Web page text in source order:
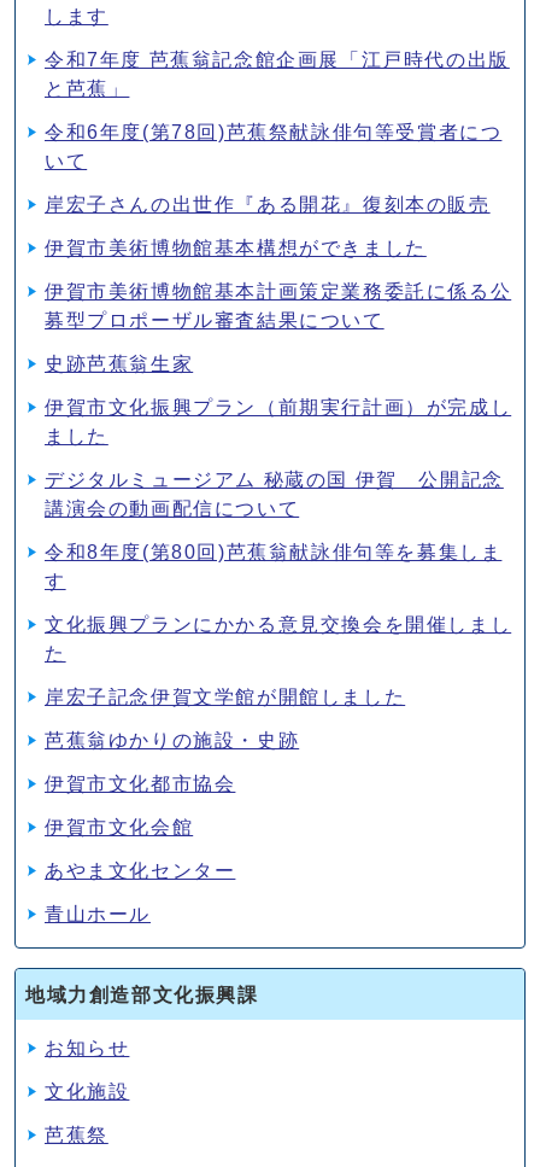
します
令和7年度 芭蕉翁記念館企画展「江戸時代の出版
と芭蕉」
令和6年度(第78回)芭蕉祭献詠俳句等受賞者につ
いて
岸宏子さんの出世作『ある開花』復刻本の販売
伊賀市美術博物館基本構想ができました
伊賀市美術博物館基本計画策定業務委託に係る公
募型プロポーザル審査結果について
史跡芭蕉翁生家
伊賀市文化振興プラン（前期実行計画）が完成し
ました
デジタルミュージアム 秘蔵の国 伊賀 公開記念
講演会の動画配信について
令和8年度(第80回)芭蕉翁献詠俳句等を募集しま
す
文化振興プランにかかる意見交換会を開催しまし
た
岸宏子記念伊賀文学館が開館しました
芭蕉翁ゆかりの施設・史跡
伊賀市文化都市協会
伊賀市文化会館
あやま文化センター
青山ホール
地域力創造部文化振興課
お知らせ
文化施設
芭蕉祭